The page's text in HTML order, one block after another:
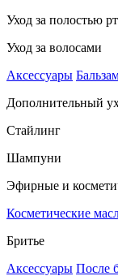
Уход за полостью
Уход за волосами
Аксессуары
Дополнительный
Стайлинг
Шампуни
Эфирные и
Косметические
Бритье
Аксессуары После